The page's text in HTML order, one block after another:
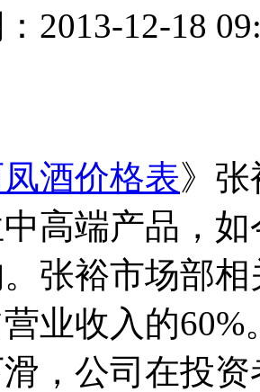
2013-12-18
酒价格表》
高端产品，
张裕市场部
业收入的
，公司在投